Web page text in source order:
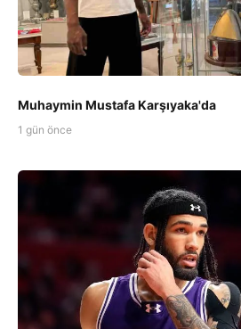
Muhaymin Mustafa Karşıyaka'da
1 gün önce